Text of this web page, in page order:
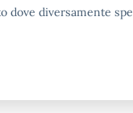
dove diversamente